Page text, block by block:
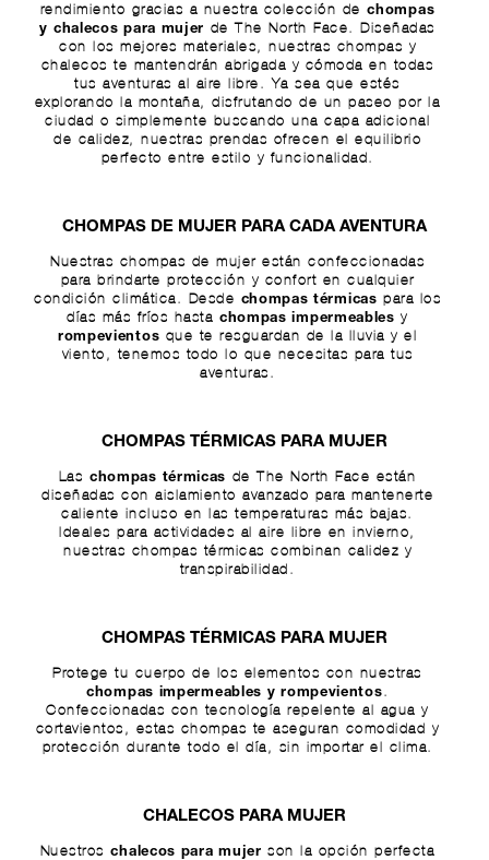
rendimiento gracias a nuestra colección dechompas
y chalecos para mujer
de The North Face. Diseñadas
con los mejores materiales, nuestras chompas y
chalecos te mantendrán abrigada y cómoda en todas
tus aventuras al aire libre. Ya sea que estés
explorando la montaña, disfrutando de un paseo por la
ciudad o simplemente buscando una capa adicional
de calidez, nuestras prendas ofrecen el equilibrio
perfecto entre estilo y funcionalidad.
CHOMPAS DE MUJER PARA CADA AVENTURA
Nuestras chompas de mujer están confeccionadas
para brindarte protección y confort en cualquier
condición climática. Desde
chompas térmicas para los
días más fríos hasta chompas impermeables y
rompevientos que te resguardan de la lluvia y el
viento, tenemos todo lo que necesitas para tus
aventuras.
CHOMPAS TÉRMICAS PARA MUJER
Las chompas térmicas
de The North Face están
diseñadas con aislamiento avanzado para mantenerte
caliente incluso en las temperaturas más bajas.
Ideales para actividades al aire libre en invierno,
nuestras chompas térmicas combinan calidez y
transpirabilidad.
CHOMPAS TÉRMICAS PARA MUJER
Protege tu cuerpo de los elementos con nuestras
chompas impermeables y rompevientos.
Confeccionadas con tecnología repelente al agua y
cortavientos, estas chompas te aseguran comodidad y
protección durante todo el día, sin importar el clima.
CHALECOS PARA MUJER
Nuestroschalecos para mujer son la opción perfecta